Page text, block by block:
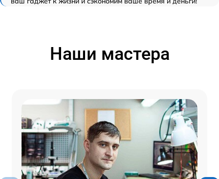
Наши мастера